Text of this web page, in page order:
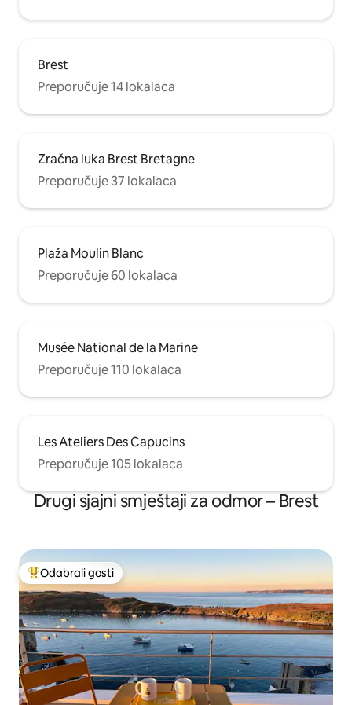
Brest
Preporučuje 14 lokalaca
Zračna luka Brest Bretagne
Preporučuje 37 lokalaca
Plaža Moulin Blanc
Preporučuje 60 lokalaca
Musée National de la Marine
Preporučuje 110 lokalaca
Les Ateliers Des Capucins
Preporučuje 105 lokalaca
Drugi sjajni smještaji za odmor – Brest
Među najviše rangiranima s oznakom „Odabrali gosti”
Odabrali gosti